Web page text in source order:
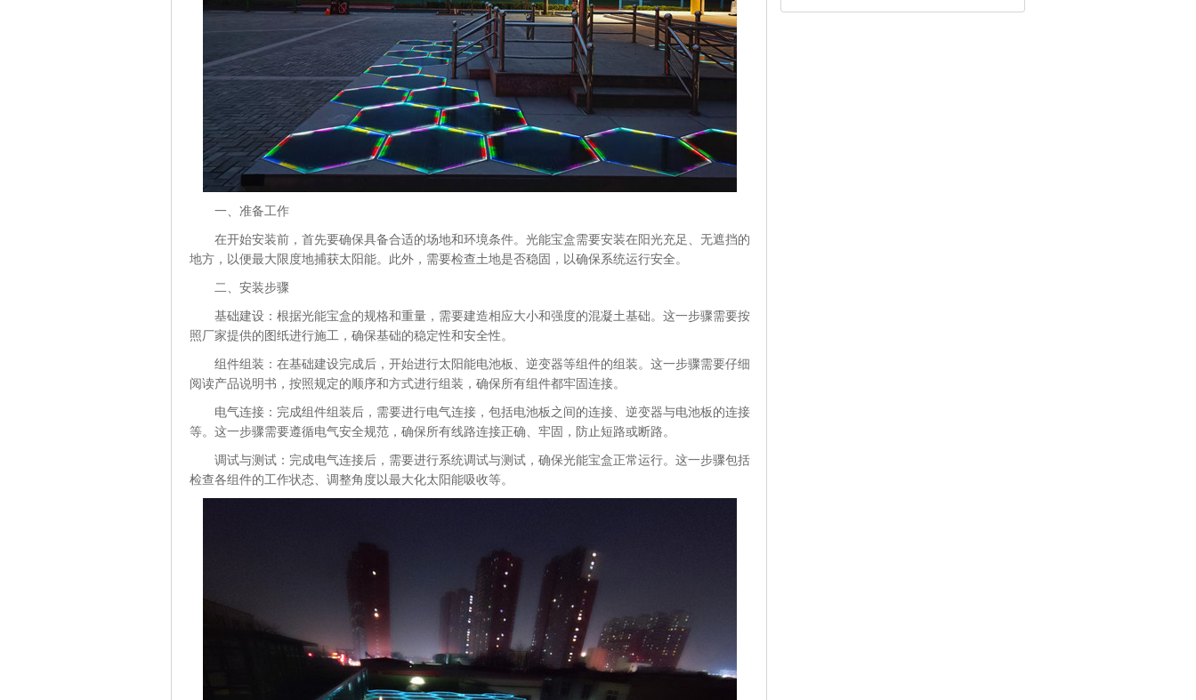
一、准备工作
在开始安装前，首先要确保具备合适的场地和环境条件。光能宝盒需要安装在阳光充足、无遮挡的
地方，以便最大限度地捕获太阳能。此外，需要检查土地是否稳固，以确保系统运行安全。
二、安装步骤
基础建设：根据光能宝盒的规格和重量，需要建造相应大小和强度的混凝土基础。这一步骤需要按
照厂家提供的图纸进行施工，确保基础的稳定性和安全性。
组件组装：在基础建设完成后，开始进行太阳能电池板、逆变器等组件的组装。这一步骤需要仔细
阅读产品说明书，按照规定的顺序和方式进行组装，确保所有组件都牢固连接。
电气连接：完成组件组装后，需要进行电气连接，包括电池板之间的连接、逆变器与电池板的连接
等。这一步骤需要遵循电气安全规范，确保所有线路连接正确、牢固，防止短路或断路。
调试与测试：完成电气连接后，需要进行系统调试与测试，确保光能宝盒正常运行。这一步骤包括
检查各组件的工作状态、调整角度以最大化太阳能吸收等。